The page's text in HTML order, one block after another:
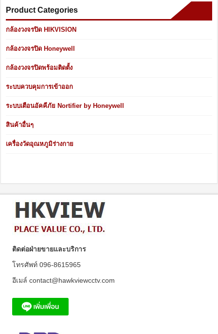
Product Categories
กล้องวงจรปิด HIKVISION
กล้องวงจรปิด Honeywell
กล้องวงจรปิดพร้อมติดตั้ง
ระบบควบคุมการเข้าออก
ระบบเตือนอัคคีภัย Nortifier by Honeywell
สินค้าอื่นๆ
เครื่องวัดอุณหภูมิร่างกาย
ติดต่อฝ่ายขายและบริการ
โทรศัพท์ 096-8615965
อีเมล์ contact@hawkviewcctv.com